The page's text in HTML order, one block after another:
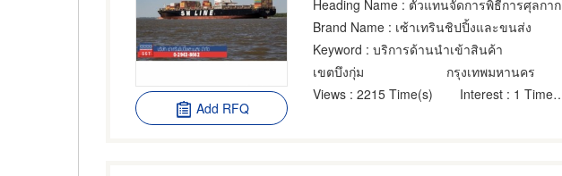
Add RFQ
Heading Name : ตัวแทนจัดการพิธีการศุลกากร,นายหน้าดำเนินการพิธีการศุลกากร,ศุลกากร
Brand Name : เซ้าเทรินชิปปิ้งและขนส่ง
Keyword : บริการด้านนำเข้าสินค้า
เขตบึงกุ่ม
กรุงเทพมหานคร
Views : 2215 Time(s) Interest : 1 Time(s)